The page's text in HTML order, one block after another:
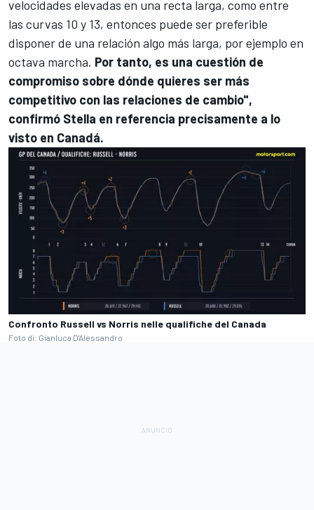
velocidades elevadas en una recta larga, como entre
las curvas 10 y 13, entonces puede ser preferible
disponer de una relación algo más larga, por ejemplo en
octava marcha. Por tanto, es una cuestión de
compromiso sobre dónde quieres ser más
competitivo con las relaciones de cambio",
confirmó Stella en referencia precisamente a lo
visto en Canadá.
Confronto Russell vs Norris nelle qualifiche del Canada
Foto di: Gianluca D'Alessandro